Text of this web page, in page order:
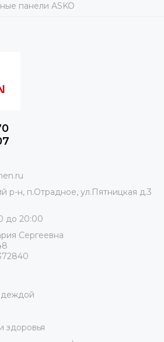
панели ASKO
р-н, п.Отрадное, ул.Пятницкая д.3
до 20:00
Сергеевна
здоровья